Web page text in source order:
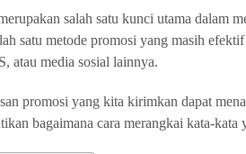
salah satu kunci utama dalam
satu metode promosi yang masih
atau media sosial lainnya.
promosi yang kita kirimkan dapat
bagaimana cara merangkai kata-kata